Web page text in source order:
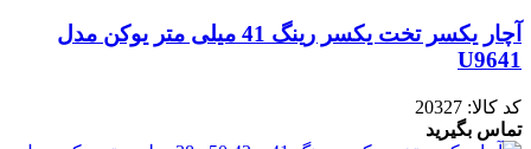
آچار یکسر تخت یکسر رینگ 41 میلی متر یوکن مدل
U9641
کد کالا: 20327
تماس بگیرید